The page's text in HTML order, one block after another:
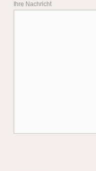
Ihre Nachricht